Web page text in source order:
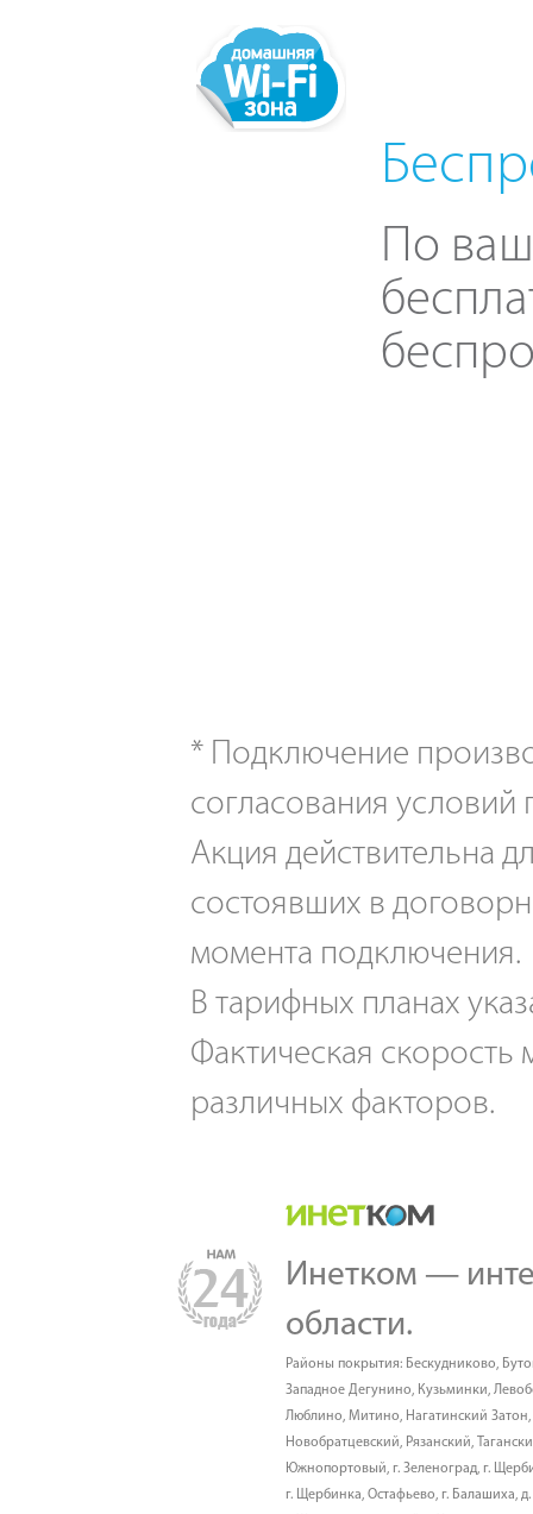
По
* Подключение
согласования
Акция действительна
состоявших в
момента подключения.
В тарифных планах
Фактическая скорость
различных факторов.
Инетком —
области.
Районы покрытия: Бескудниково,
Западное Дегунино, Кузьминки,
Люблино, Митино, Нагатинский Затон,
Новобратцевский, Рязанский,
Южнопортовый, г. Зеленоград, г.
г. Щербинка, Остафьево, г. Балашиха,